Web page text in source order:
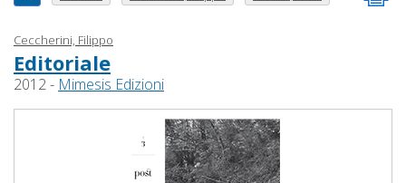
Ceccherini, Filippo
Editoriale
2012 - Mimesis Edizioni